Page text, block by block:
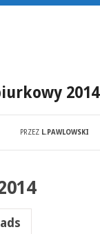
2014
PRZEZ L.PAWLOWSKI